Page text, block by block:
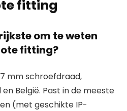
fitting
om te weten
fitting?
mm schroefdraad,
België. Past in de meeste
(met geschikte IP-